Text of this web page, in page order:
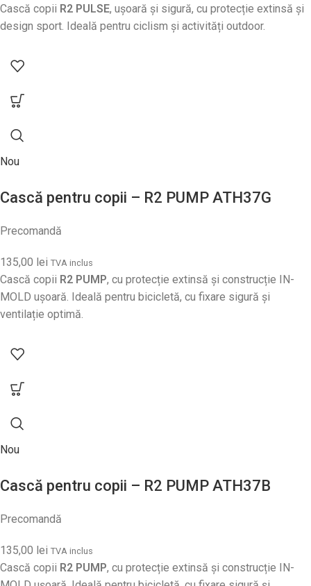
Cască copii R2 PULSE, ușoară și sigură, cu protecție extinsă și
design sport. Ideală pentru ciclism și activități outdoor.
Nou
Cască pentru copii – R2 PUMP ATH37G
Precomandă
135,00 lei TVA inclus
Cască copii R2 PUMP, cu protecție extinsă și construcție IN-
MOLD ușoară. Ideală pentru bicicletă, cu fixare sigură și
ventilație optimă.
Nou
Cască pentru copii – R2 PUMP ATH37B
Precomandă
135,00 lei TVA inclus
Cască copii R2 PUMP, cu protecție extinsă și construcție IN-